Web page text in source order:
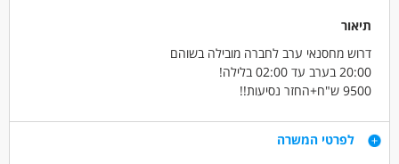
תיאור
דרוש מחסנאי ערב לחברה מובילה בשוהם
20:00 בערב עד 02:00 בלילה!
9500 ש"ח+החזר נסיעות!!
דרישות
לפרטי המשרה